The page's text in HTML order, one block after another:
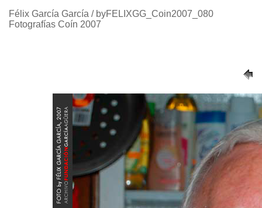
Félix García García / byFELIXGG_Coin2007_080
Fotografías Coín 2007